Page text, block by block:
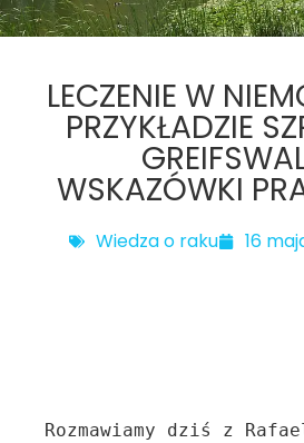
LECZENIE W
PRZYKŁADZIE
WSKAZÓWKI
Wiedza o raku 16
Rozmawiamy dziś z